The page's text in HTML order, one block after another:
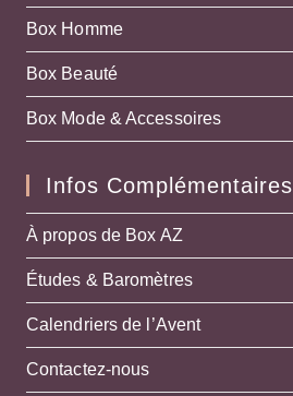
Box Homme
Box Beauté
Box Mode & Accessoires
Infos Complémentaires
À propos de Box AZ
Études & Baromètres
Calendriers de l’Avent
Contactez-nous